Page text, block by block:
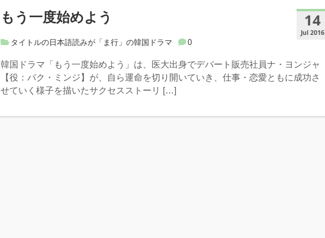
14
Jul 2016
もう一度始めよう
タイトルの日本語読みが「ま行」の韓国ドラマ 0
韓国ドラマ「もう一度始めよう」は、医大出身でデパート販売社員ナ・ヨンジャ
【役：パク・ミンジ】が、自ら運命を切り開いていき、仕事・恋愛ともに成功さ
せていく様子を描いたサクセスストーリ […]